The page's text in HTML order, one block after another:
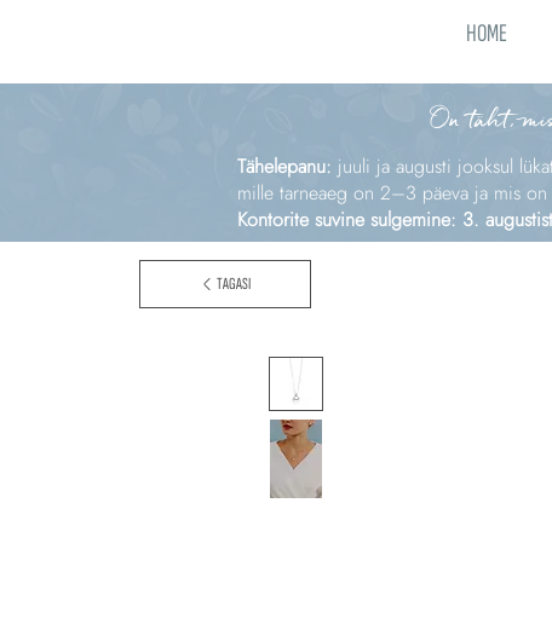
HOME
On täht,
Tähelepanu: juuli ja augusti jooksul
mille tarneaeg on 2–3 päeva ja mis
Kontorite suvine sulgemine: 3.
TAGASI